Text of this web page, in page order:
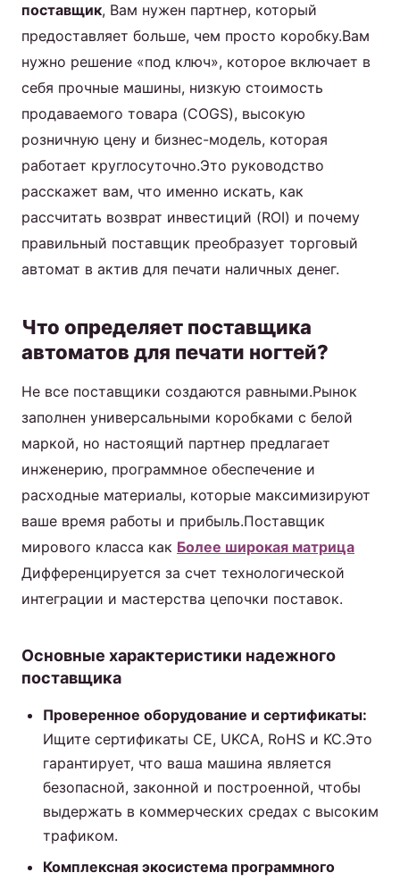
поставщик, Вам нужен партнер, который
предоставляет больше, чем просто коробку.Вам
нужно решение «под ключ», которое включает в
себя прочные машины, низкую стоимость
продаваемого товара (COGS), высокую
розничную цену и бизнес-модель, которая
работает круглосуточно.Это руководство
расскажет вам, что именно искать, как
рассчитать возврат инвестиций (ROI) и почему
правильный поставщик преобразует торговый
автомат в актив для печати наличных денег.
Что определяет поставщика
автоматов для печати ногтей?
Не все поставщики создаются равными.Рынок
заполнен универсальными коробками с белой
маркой, но настоящий партнер предлагает
инженерию, программное обеспечение и
расходные материалы, которые максимизируют
ваше время работы и прибыль.Поставщик
мирового класса как Более широкая матрица
Дифференцируется за счет технологической
интеграции и мастерства цепочки поставок.
Основные характеристики надежного
поставщика
Проверенное оборудование и сертификаты:
Ищите сертификаты CE, UKCA, RoHS и KC.Это
гарантирует, что ваша машина является
безопасной, законной и построенной, чтобы
выдержать в коммерческих средах с высоким
трафиком.
Комплексная экосистема программного